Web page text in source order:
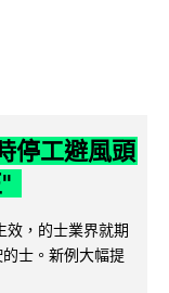
停工避風頭
效，的士業界就期
士。新例大幅提